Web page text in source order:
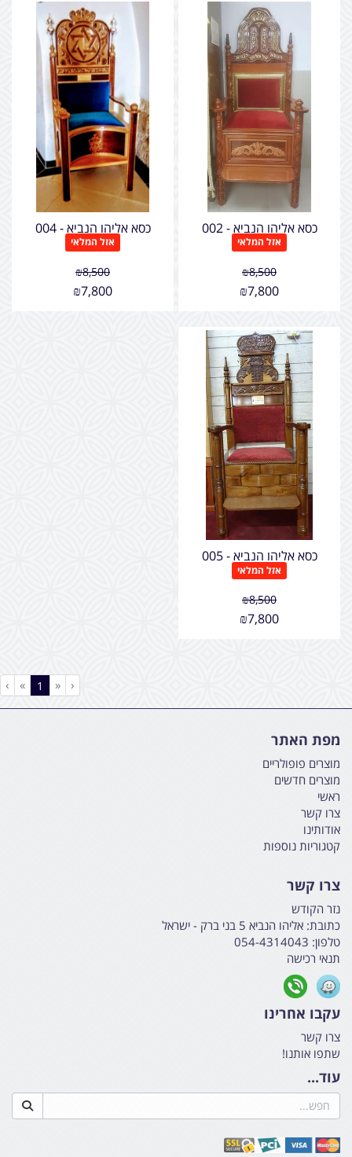
כסא אליהו הנביא - 002
אזל המלאי
₪8,500
₪7,800
כסא אליהו הנביא - 004
אזל המלאי
₪8,500
₪7,800
כסא אליהו הנביא - 005
אזל המלאי
₪8,500
₪7,800
‹
«
1
»
›
מפת האתר
מוצרים פופולריים
מוצרים חדשים
ראשי
צרו קשר
אודותינו
קטגוריות נוספות
צרו קשר
נזר הקודש
כתובת: אליהו הנביא 5 בני ברק - ישראל
טלפון: 054-4314043
תנאי רכישה
עקבו אחרינו
צרו קשר
שתפו אותנו!
עוד...